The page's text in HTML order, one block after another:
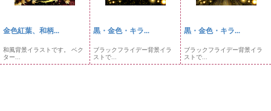
金色紅葉、和柄...
和風背景イラストです。 ベク
ター...
黒・金色・キラ...
ブラックフライデー背景イラ
ストで...
黒・金色・キラ...
ブラックフライデー背景イラ
ストで...